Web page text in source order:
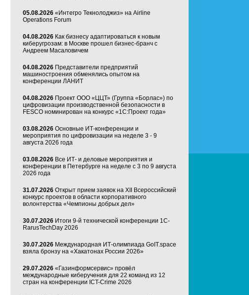
05.08.2026 «Интегро Текнолоджиз» на Airline
Operations Forum
04.08.2026 Как бизнесу адаптироваться к новым
киберугрозам: в Москве прошел бизнес-бранч с
Андреем Масаловичем
04.08.2026 Представители предприятий
машиностроения обменялись опытом на
конференции ЛАНИТ
04.08.2026 Проект ООО «ЦЦТ» (Группа «Борлас») по
цифровизации производственной безопасности в
FESCO номинирован на конкурс «1С:Проект года»
03.08.2026 Основные ИТ-конференции и
мероприятия по цифровизации на неделе 3 - 9
августа 2026 года
03.08.2026 Все ИТ- и деловые мероприятия и
конференции в Петербурге на неделе с 3 по 9 августа
2026 года
31.07.2026 Открыт прием заявок на XII Всероссийский
конкурс проектов в области корпоративного
волонтерства «Чемпионы добрых дел»
30.07.2026 Итоги 9-й технической конференции 1C-
RarusTechDay 2026
30.07.2026 Международная ИТ-олимпиада GoIT.space
взяла бронзу на «Хакатонах России 2026»
29.07.2026 «Газинформсервис» провёл
международные киберучения для 22 команд из 12
стран на конференции ICT-Crime 2026